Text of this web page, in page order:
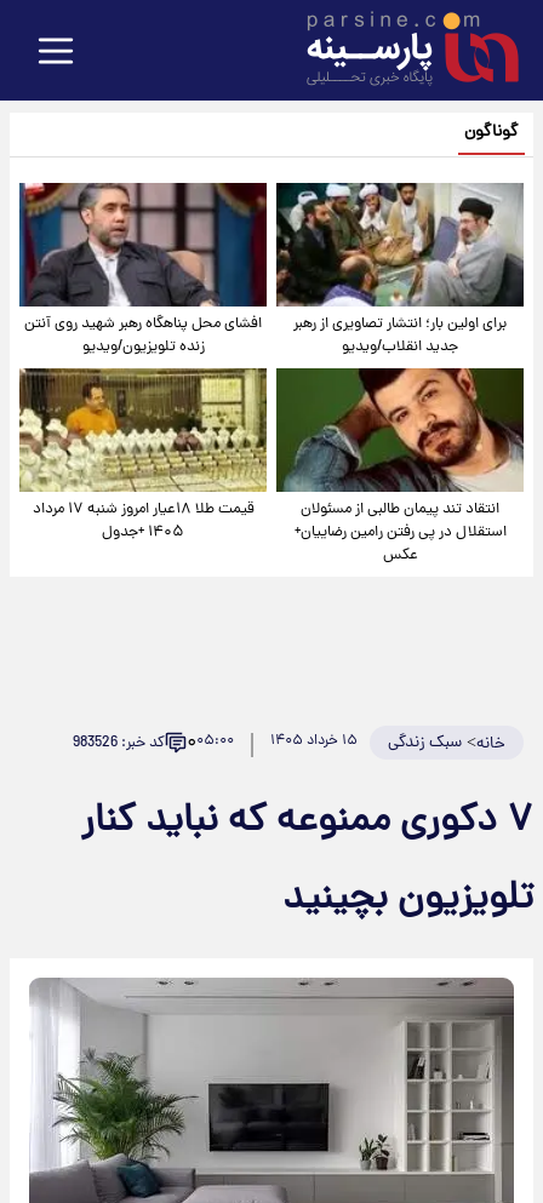
گوناگون
برای اولین بار؛ انتشار تصاویری از رهبر
جدید انقلاب/ویدیو
افشای محل پناهگاه‌ رهبر شهید روی آنتن
زنده تلویزیون/ویدیو
انتقاد تند پیمان طالبی از مسئولان
استقلال در پی رفتن رامین رضاییان+
عکس
قیمت طلا ۱۸عیار امروز شنبه ۱۷ مرداد
۱۴۰۵ +جدول
خانه>سبک زندگی ۱۵ خرداد ۱۴۰۵ ۰۵:۰۰۰ کد خبر: 983526
۷ دکوری ممنوعه که نباید کنار
تلویزیون بچینید